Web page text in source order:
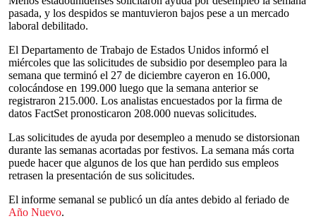
pasada, y los despidos se mantuvieron bajos pese a un mercado
laboral debilitado.
El Departamento de Trabajo de Estados Unidos informó el
miércoles que las solicitudes de subsidio por desempleo para la
semana que terminó el 27 de diciembre cayeron en 16.000,
colocándose en 199.000 luego que la semana anterior se
registraron 215.000. Los analistas encuestados por la firma de
datos FactSet pronosticaron 208.000 nuevas solicitudes.
Las solicitudes de ayuda por desempleo a menudo se distorsionan
durante las semanas acortadas por festivos. La semana más corta
puede hacer que algunos de los que han perdido sus empleos
retrasen la presentación de sus solicitudes.
El informe semanal se publicó un día antes debido al feriado de
Año Nuevo.